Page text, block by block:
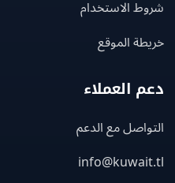
الاستخدام
الموقع
العملاء
مع الدعم